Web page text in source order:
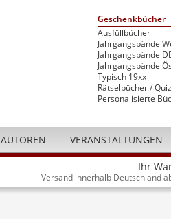
Geschenkbücher
Ausfüllbücher
Jahrgangsbände
Jahrgangsbände
Jahrgangsbände
Typisch 19xx
Rätselbücher /
Personalisierte
AUTOREN VERANSTALTUNGEN
Ihr
Versand innerhalb Deutschland